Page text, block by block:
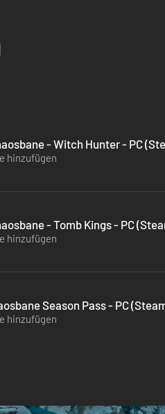
- Witch Hunter - PC
hinzufügen
- Tomb Kings - PC
hinzufügen
Season Pass - PC
hinzufügen